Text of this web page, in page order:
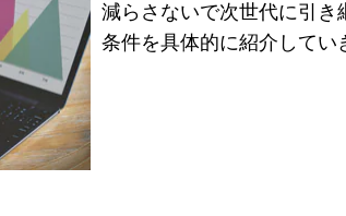
減らさないで次世代に引
条件を具体的に紹介してい